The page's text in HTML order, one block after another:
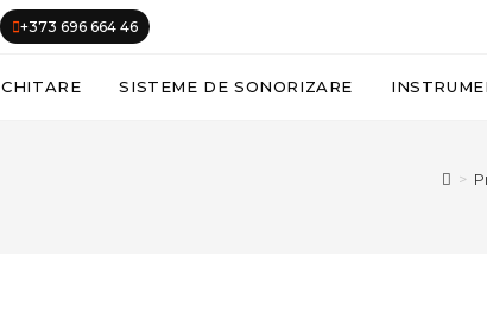
+373 696 664 46
CHITARE SISTEME DE SONORIZARE
>